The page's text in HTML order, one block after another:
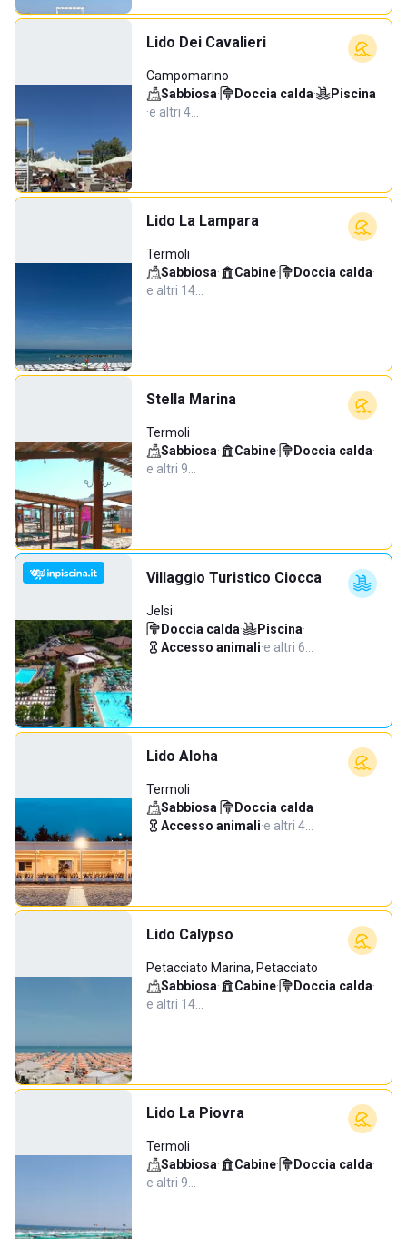
Lido Dei Cavalieri
Campomarino
Sabbiosa· Doccia calda·
Piscina
·e altri 4…
Lido La Lampara
Termoli
Sabbiosa· Cabine· Doccia calda·
e altri 14…
Stella Marina
Termoli
Sabbiosa· Cabine· Doccia calda·
e altri 9…
Villaggio Turistico Ciocca
Jelsi
Doccia calda· Piscina·
Accesso animali·e altri 6…
Lido Aloha
Termoli
Sabbiosa· Doccia calda·
Accesso animali·e altri 4…
Lido Calypso
Petacciato Marina, Petacciato
Sabbiosa· Cabine· Doccia calda·
e altri 14…
Lido La Piovra
Termoli
Sabbiosa· Cabine· Doccia calda·
e altri 9…